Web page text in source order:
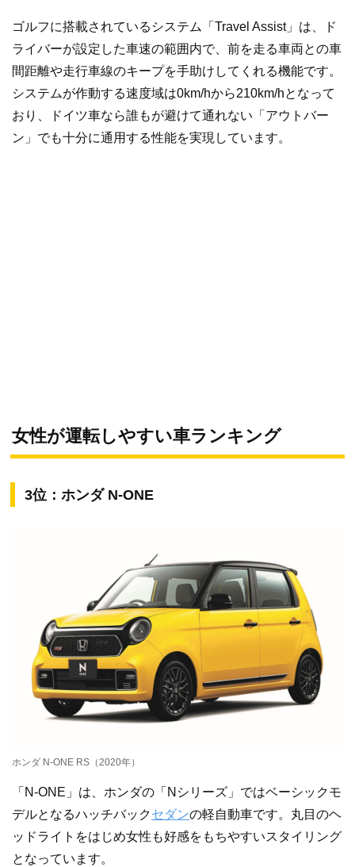
ゴルフに搭載されているシステム「Travel Assist」は、ド
ライバーが設定した車速の範囲内で、前を走る車両との車
間距離や走行車線のキープを手助けしてくれる機能です。
システムが作動する速度域は0km/hから210km/hとなって
おり、ドイツ車なら誰もが避けて通れない「アウトバー
ン」でも十分に通用する性能を実現しています。
女性が運転しやすい車ランキング
3位：ホンダ N-ONE
ホンダ N-ONE RS（2020年）
「N-ONE」は、ホンダの「Nシリーズ」ではベーシックモ
デルとなるハッチバックセダンの軽自動車です。丸目のヘ
ッドライトをはじめ女性も好感をもちやすいスタイリング
となっています。